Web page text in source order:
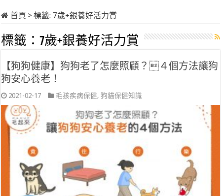
首頁 > 標籤: 7歲+銀養好活力賞
標籤：7歲+銀養好活力賞
【狗狗健康】狗狗老了怎麼照顧？４個方法讓狗
狗安心養老！
2021-02-17 毛孩疾病保健,狗貓保健知識